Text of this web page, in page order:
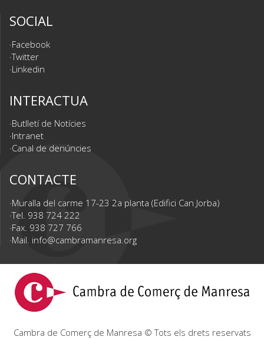
SOCIAL
Facebook
Twitter
Linkedin
INTERACTUA
Butlletí de Notícies
Intranet
Canal de denúncies
CONTACTE
Muralla del carme 17-23 2a planta (Edifici Can Jorba)
Tel. 938 724 222
Fax. 938 727 766
Mail. info@cambramanresa.org
Cambra de Comerç de Manresa © Tots els drets reservats